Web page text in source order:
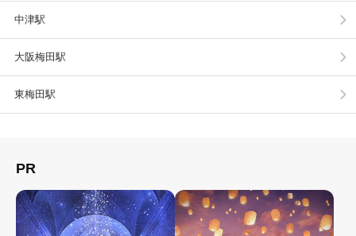
中津駅
大阪梅田駅
東梅田駅
PR